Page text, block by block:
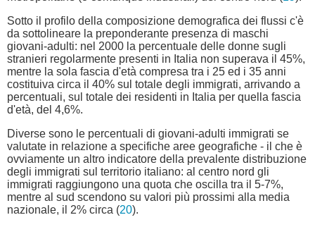
Sotto il profilo della composizione demografica dei flussi c'è
da sottolineare la preponderante presenza di maschi
giovani-adulti: nel 2000 la percentuale delle donne sugli
stranieri regolarmente presenti in Italia non superava il 45%,
mentre la sola fascia d'età compresa tra i 25 ed i 35 anni
costituiva circa il 40% sul totale degli immigrati, arrivando a
percentuali, sul totale dei residenti in Italia per quella fascia
d'età, del 4,6%.
Diverse sono le percentuali di giovani-adulti immigrati se
valutate in relazione a specifiche aree geografiche - il che è
ovviamente un altro indicatore della prevalente distribuzione
degli immigrati sul territorio italiano: al centro nord gli
immigrati raggiungono una quota che oscilla tra il 5-7%,
mentre al sud scendono su valori più prossimi alla media
nazionale, il 2% circa (20).